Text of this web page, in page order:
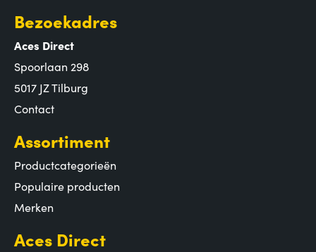
Bezoekadres
Aces Direct
Spoorlaan 298
5017 JZ Tilburg
Contact
Assortiment
Productcategorieën
Populaire producten
Merken
Aces Direct